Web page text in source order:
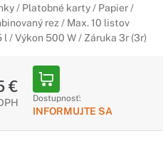
/ Platobné karty / Papier /
rez / Max. 10 listov
/ Výkon 500 W / Záruka 3r (3r)
€
Dostupnosť:
INFORMUJTE SA